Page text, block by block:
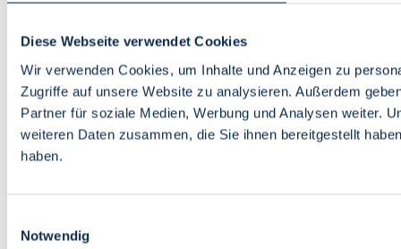
Diese Webseite verwendet Cookies
Wir verwenden Cookies, um Inhalte und Anzeigen zu
Zugriffe auf unsere Website zu analysieren. Außerdem
Partner für soziale Medien, Werbung und Analysen weiter.
weiteren Daten zusammen, die Sie ihnen bereitgestellt
haben.
Notwendig